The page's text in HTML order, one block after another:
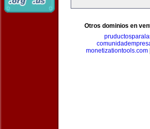
Otros dominios en
monetizationtools.com|